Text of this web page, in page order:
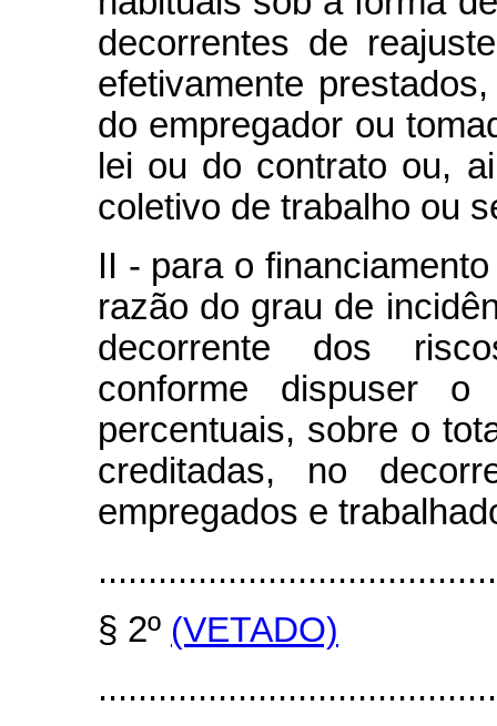
decorrentes de
efetivamente
do empregador ou
lei ou do contrato ou,
coletivo de trabalho ou
II - para o
razão do grau de
decorrente dos
conforme dispuser o
percentuais, sobre o
creditadas, no
empregados e
§ 2º (VETADO)